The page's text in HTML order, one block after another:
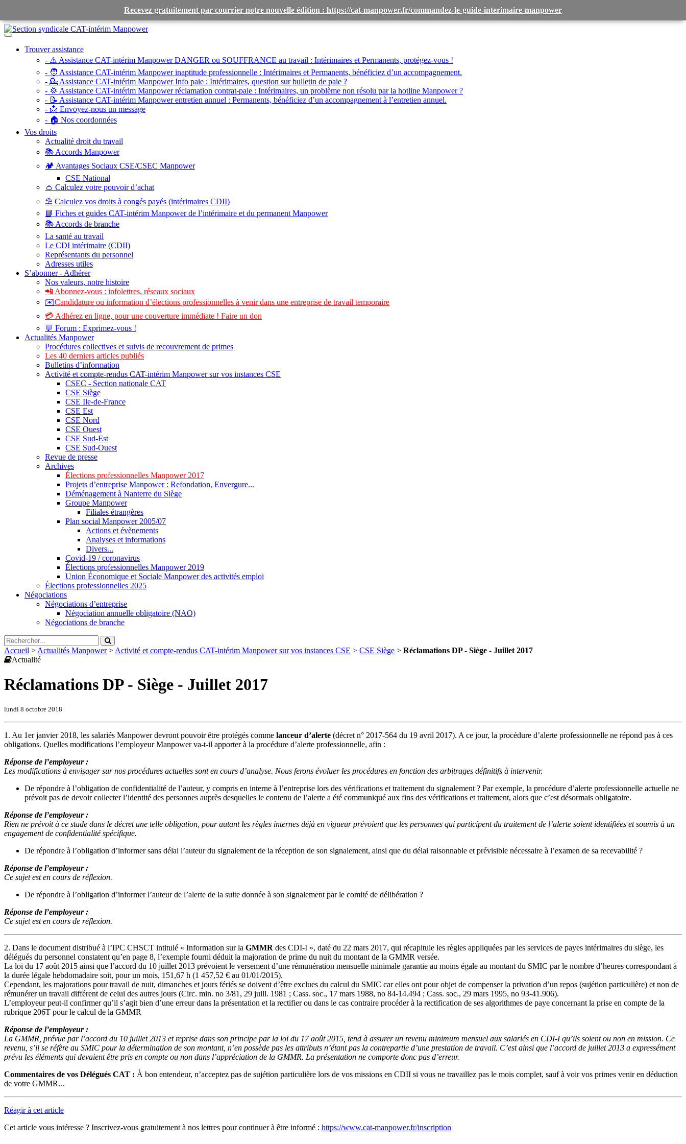
Toggle
navigationTrouver assistance
- ⚠️ Assistance CAT-intérim Manpower DANGER ou SOUFFRANCE au travail : Intérimaires et Permanents, protégez-vous !
- 🧑 Assistance CAT-intérim Manpower inaptitude professionnelle : Intérimaires et Permanents, bénéficiez d’un accompagnement.
- 💁 Assistance CAT-intérim Manpower Info paie : Intérimaires, question sur bulletin de paie ?
- 💢 Assistance CAT-intérim Manpower réclamation contrat-paie : Intérimaires, un problème non résolu par la hotline Manpower ?
- 📝 Assistance CAT-intérim Manpower entretien annuel : Permanents, bénéficiez d’un accompagnement à l’entretien annuel.
- 📩 Envoyez-nous un message
- 🏠 Nos coordonnées
Vos droits
Actualité droit du travail
📚 Accords Manpower
🏕️ Avantages Sociaux CSE/CSEC Manpower
CSE National
👛 Calculez votre pouvoir d’achat
⛱️ Calculez vos droits à congés payés (intérimaires CDII)
📘 Fiches et guides CAT-intérim Manpower de l’intérimaire et du permanent Manpower
📚 Accords de branche
La santé au travail
Le CDI intérimaire (CDII)
Représentants du personnel
Adresses utiles
S’abonner - Adhérer
Nos valeurs, notre histoire
📲 Abonnez-vous : infolettres, réseaux sociaux
✉️Candidature ou information d’élections professionnelles à venir dans une entreprise de travail temporaire
💳 Adhérez en ligne, pour une couverture immédiate ! Faire un don
💬 Forum : Exprimez-vous !
Actualités Manpower
Procédures collectives et suivis de recouvrement de primes
Les 40 derniers articles publiés
Bulletins d’information
Activité et compte-rendus CAT-intérim Manpower sur vos instances CSE
CSEC - Section nationale CAT
CSE Siège
CSE Ile-de-France
CSE Est
CSE Nord
CSE Ouest
CSE Sud-Est
CSE Sud-Ouest
Revue de presse
Archives
Élections professionnelles Manpower 2017
Projets d’entreprise Manpower : Refondation, Envergure...
Déménagement à Nanterre du Siège
Groupe Manpower
Filiales étrangères
Plan social Manpower 2005/07
Actions et évènements
Analyses et informations
Divers...
Covid-19 / coronavirus
Élections professionnelles Manpower 2019
Union Économique et Sociale Manpower des activités emploi
Élections professionnelles 2025
Négociations
Négociations d’entreprise
Négociation annuelle obligatoire (NAO)
Négociations de branche
Accueil > Actualités Manpower> Activité et compte-rendus CAT-intérim Manpower sur vos instances CSE > CSE Siège > Réclamations DP - Siège - Juillet 2017
Actualité
Réclamations DP - Siège - Juillet 2017
lundi 8 octobre 2018
1. Au 1er janvier 2018, les salariés Manpower devront pouvoir être protégés comme lanceur d’alerte (décret n° 2017-564 du 19 avril 2017). A ce jour, la procédure d’alerte professionnelle ne répond pas à ces
obligations. Quelles modifications l’employeur Manpower va-t-il apporter à la procédure d’alerte professionnelle, afin :
Réponse de l’employeur :
Les modifications à envisager sur nos procédures actuelles sont en cours d’analyse. Nous ferons évoluer les procédures en fonction des arbitrages définitifs à intervenir.
De répondre à l’obligation de confidentialité de l’auteur, y compris en interne à l’entreprise lors des vérifications et traitement du signalement ? Par exemple, la procédure d’alerte professionnelle actuelle ne
prévoit pas de devoir collecter l’identité des personnes auprès desquelles le contenu de l’alerte a été communiqué aux fins des vérifications et traitement, alors que c’est désormais obligatoire.
Réponse de l’employeur :
Rien ne prévoit à ce stade dans le décret une telle obligation, pour autant les règles internes déjà en vigueur prévoient que les personnes qui participent du traitement de l’alerte soient identifiées et soumis à un
engagement de confidentialité spécifique.
De répondre à l’obligation d’informer sans délai l’auteur du signalement de la réception de son signalement, ainsi que du délai raisonnable et prévisible nécessaire à l’examen de sa recevabilité ?
Réponse de l’employeur :
Ce sujet est en cours de réflexion.
De répondre à l’obligation d’informer l’auteur de l’alerte de la suite donnée à son signalement par le comité de délibération ?
Réponse de l’employeur :
Ce sujet est en cours de réflexion.
2. Dans le document distribué à l’IPC CHSCT intitulé « Information sur la GMMR des CDI-I », daté du 22 mars 2017, qui récapitule les règles appliquées par les services de payes intérimaires du siège, les
délégués du personnel constatent qu’en page 8, l’exemple fourni déduit la majoration de prime du nuit du montant de la GMMR versée.
La loi du 17 août 2015 ainsi que l’accord du 10 juillet 2013 prévoient le versement d’une rémunération mensuelle minimale garantie au moins égale au montant du SMIC par le nombre d’heures correspondant à
la durée légale hebdomadaire soit, pour un mois, 151,67 h (1 457,52 € au 01/01/2015).
Cependant, les majorations pour travail de nuit, dimanches et jours fériés se doivent d’être exclues du calcul du SMIC car elles ont pour objet de compenser la privation d’un repos (sujétion particulière) et non de
rémunérer un travail différent de celui des autres jours (Circ. min. no 3/81, 29 juill. 1981 ; Cass. soc., 17 mars 1988, no 84-14.494 ; Cass. soc., 29 mars 1995, no 93-41.906).
L’employeur peut-il confirmer qu’il s’agit bien d’une erreur dans la présentation et la rectifier ou dans le cas contraire procéder à la rectification de ses algorithmes de paye concernant la prise en compte de la
rubrique 206T pour le calcul de la GMMR
Réponse de l’employeur :
La GMMR, prévue par l’accord du 10 juillet 2013 et reprise dans son principe par la loi du 17 août 2015, tend à assurer un revenu minimum mensuel aux salariés en CDI-I qu’ils soient ou non en mission. Ce
revenu, s’il se réfère au SMIC pour la détermination de son montant, n’en possède pas les attributs n’étant pas la contrepartie d’une prestation de travail. C’est ainsi que l’accord de juillet 2013 a expressément
prévu les éléments qui devaient être pris en compte ou non dans l’appréciation de la GMMR. La présentation ne comporte donc pas d’erreur.
Commentaires de vos Délégués CAT : À bon entendeur, n’acceptez pas de sujétion particulière lors de vos missions en CDII si vous ne travaillez pas le mois complet, sauf à voir vos primes venir en déduction
de votre GMMR...
Réagir à cet article
Cet article vous intéresse ? Inscrivez-vous gratuitement à nos lettres pour continuer à être informé : https://www.cat-manpower.fr/inscription
Recevez gratuitement par courrier notre nouvelle édition : https://cat-manpower.fr/commandez-le-guide-interimaire-manpower